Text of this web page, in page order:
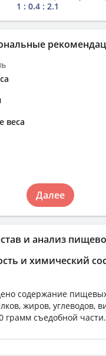
и анализ
и химический
содержание
жиров, углеводов,
грамм съедобной части.
1 : 0.4 : 2.1
веса
Далее